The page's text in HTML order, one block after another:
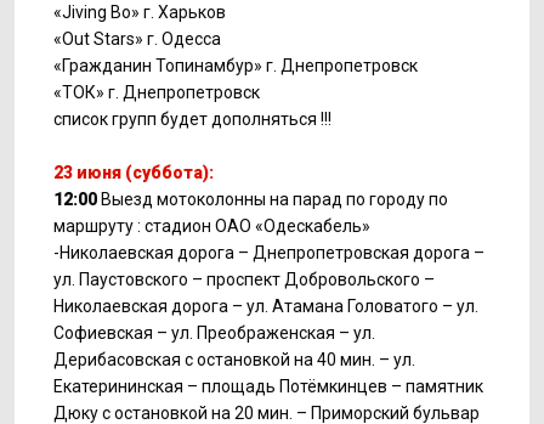
«Jiving Bo» г. Харьков
«Out Stars» г. Одесса
«Гражданин Топинамбур» г. Днепропетровск
«ТОК» г. Днепропетровск
список групп будет дополняться !!!
23 июня (суббота):
12:00 Выезд мотоколонны на парад по городу по
маршруту : стадион ОАО «Одескабель»
-Николаевская дорога – Днепропетровская дорога –
ул. Паустовского – проспект Добровольского –
Николаевская дорога – ул. Атамана Головатого – ул.
Софиевская – ул. Преображенская – ул.
Дерибасовская с остановкой на 40 мин. – ул.
Екатерининская – площадь Потёмкинцев – памятник
Дюку с остановкой на 20 мин. – Приморский бульвар